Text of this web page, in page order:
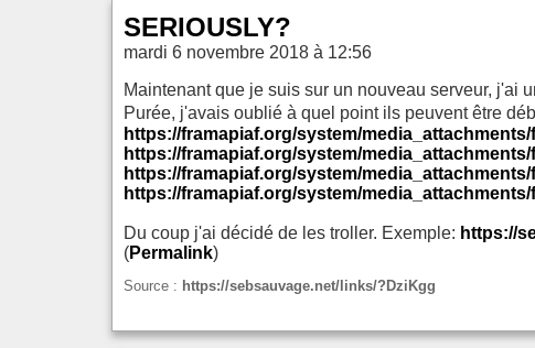
SERIOUSLY?
mardi 6 novembre 2018 à 12:56
Maintenant que je suis sur un nouveau serveur, j'ai
Purée, j'avais oublié à quel point ils peuvent être
https://framapiaf.org/system/
https://framapiaf.org/system/
https://framapiaf.org/system/
https://framapiaf.org/system/
Du coup j'ai décidé de les troller. Exemple: https://
(Permalink)
Source : https://sebsauvage.net/links/?DziKgg